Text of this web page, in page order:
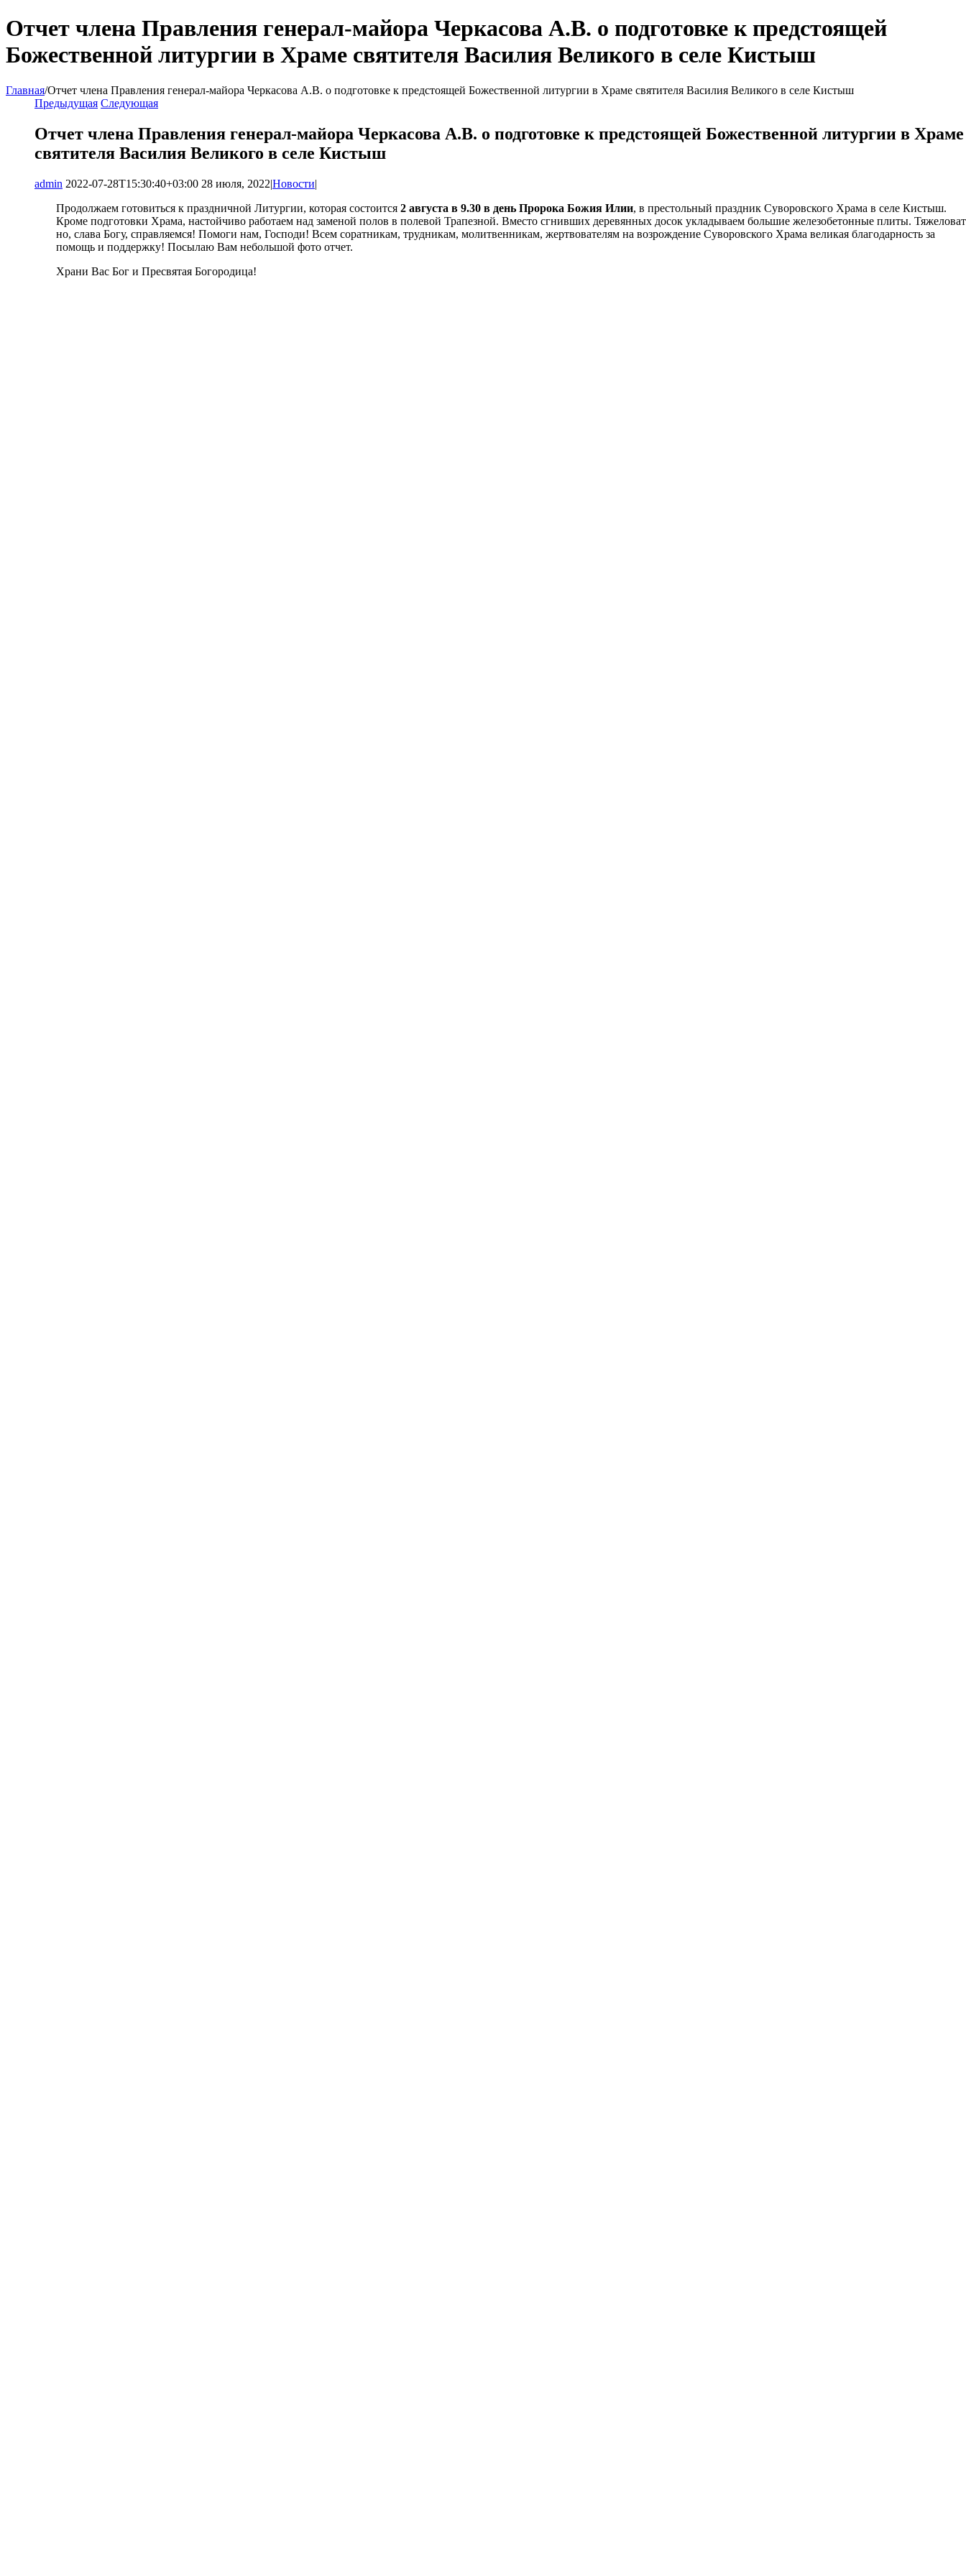
Отчет члена Правления генерал-майора Черкасова А.В. о подготовке к предстоящей
Божественной литургии в Храме святителя Василия Великого в селе Кистыш
Главная/Отчет члена Правления генерал-майора Черкасова А.В. о подготовке к предстоящей Божественной литургии в Храме святителя Василия Великого в селе Кистыш
Предыдущая Следующая
Отчет члена Правления генерал-майора Черкасова А.В. о подготовке к предстоящей Божественной литургии в Храме
святителя Василия Великого в селе Кистыш
admin 2022-07-28T15:30:40+03:00 28 июля, 2022|Новости|
Продолжаем готовиться к праздничной Литургии, которая состоится 2 августа в 9.30 в день Пророка Божия Илии, в престольный праздник Суворовского Храма в селе Кистыш.
Кроме подготовки Храма, настойчиво работаем над заменой полов в полевой Трапезной. Вместо сгнивших деревянных досок укладываем большие железобетонные плиты.
но, слава Богу, справляемся! Помоги нам, Господи! Всем соратникам, трудникам, молитвенникам, жертвователям на возрождение Суворовского Храма великая благодарность за
помощь и поддержку! Посылаю Вам небольшой фото отчет.
Храни Вас Бог и Пресвятая Богородица!